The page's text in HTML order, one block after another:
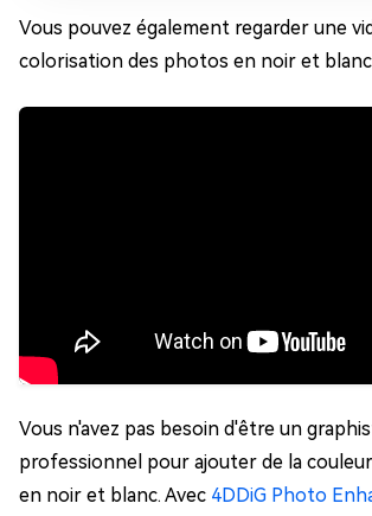
Vous pouvez également regarder une
colorisation des photos en noir et blanc
Vous n'avez pas besoin d'être un
professionnel pour ajouter de la
en noir et blanc. Avec 4DDiG Photo